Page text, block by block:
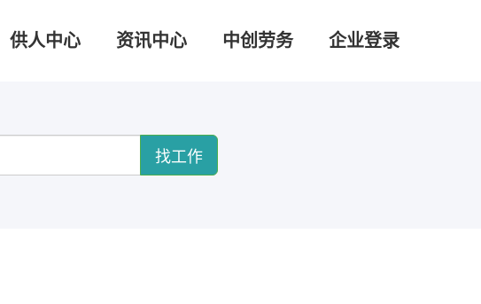
供人中心 资讯中心 中创劳务 企业登录
找工作